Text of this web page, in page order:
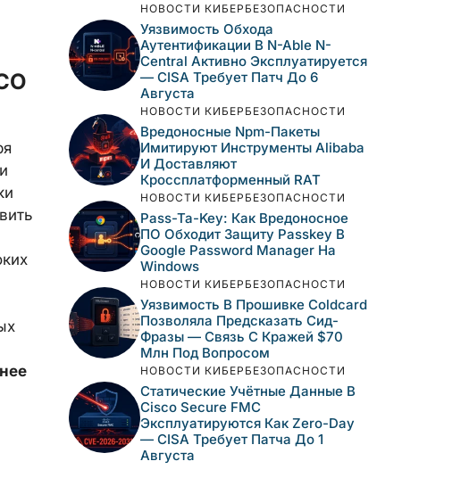
НОВОСТИ КИБЕРБЕЗОПАСНОСТИ
Уязвимость Обхода
Аутентификации В N-Able N-
Central Активно Эксплуатируется
— CISA Требует Патч До 6
Августа
НОВОСТИ КИБЕРБЕЗОПАСНОСТИ
Вредоносные Npm-Пакеты
Имитируют Инструменты Alibaba
И Доставляют
Кроссплатформенный RAT
НОВОСТИ КИБЕРБЕЗОПАСНОСТИ
Pass-Ta-Key: Как Вредоносное
ПО Обходит Защиту Passkey В
Google Password Manager На
Windows
НОВОСТИ КИБЕРБЕЗОПАСНОСТИ
Уязвимость В Прошивке Coldcard
Позволяла Предсказать Сид-
Фразы — Связь С Кражей $70
Млн Под Вопросом
НОВОСТИ КИБЕРБЕЗОПАСНОСТИ
Статические Учётные Данные В
Cisco Secure FMC
Эксплуатируются Как Zero-Day
— CISA Требует Патча До 1
Августа